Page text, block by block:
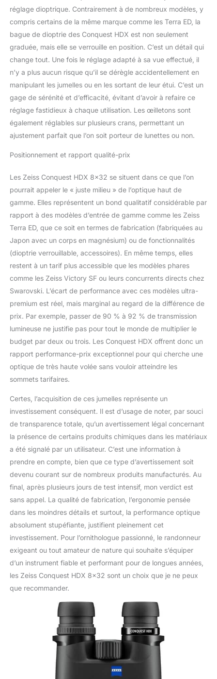
réglage dioptrique. Contrairement à de nombreux modèles, y
compris certains de la même marque comme les Terra ED, la
bague de dioptrie des Conquest HDX est non seulement
graduée, mais elle se verrouille en position. C’est un détail qui
change tout. Une fois le réglage adapté à sa vue effectué, il
n’y a plus aucun risque qu’il se dérègle accidentellement en
manipulant les jumelles ou en les sortant de leur étui. C’est un
gage de sérénité et d’efficacité, évitant d’avoir à refaire ce
réglage fastidieux à chaque utilisation. Les œilletons sont
également réglables sur plusieurs crans, permettant un
ajustement parfait que l’on soit porteur de lunettes ou non.
Positionnement et rapport qualité-prix
Les Zeiss Conquest HDX 8×32 se situent dans ce que l’on
pourrait appeler le « juste milieu » de l’optique haut de
gamme. Elles représentent un bond qualitatif considérable par
rapport à des modèles d’entrée de gamme comme les Zeiss
Terra ED, que ce soit en termes de fabrication (fabriquées au
Japon avec un corps en magnésium) ou de fonctionnalités
(dioptrie verrouillable, accessoires). En même temps, elles
restent à un tarif plus accessible que les modèles phares
comme les Zeiss Victory SF ou leurs concurrents directs chez
Swarovski. L’écart de performance avec ces modèles ultra-
premium est réel, mais marginal au regard de la différence de
prix. Par exemple, passer de 90 % à 92 % de transmission
lumineuse ne justifie pas pour tout le monde de multiplier le
budget par deux ou trois. Les Conquest HDX offrent donc un
rapport performance-prix exceptionnel pour qui cherche une
optique de très haute volée sans vouloir atteindre les
sommets tarifaires.
Certes, l’acquisition de ces jumelles représente un
investissement conséquent. Il est d’usage de noter, par souci
de transparence totale, qu’un avertissement légal concernant
la présence de certains produits chimiques dans les matériaux
a été signalé par un utilisateur. C’est une information à
prendre en compte, bien que ce type d’avertissement soit
devenu courant sur de nombreux produits manufacturés. Au
final, après plusieurs jours de test intensif, mon verdict est
sans appel. La qualité de fabrication, l’ergonomie pensée
dans les moindres détails et surtout, la performance optique
absolument stupéfiante, justifient pleinement cet
investissement. Pour l’ornithologue passionné, le randonneur
exigeant ou tout amateur de nature qui souhaite s’équiper
d’un instrument fiable et performant pour de longues années,
les Zeiss Conquest HDX 8×32 sont un choix que je ne peux
que recommander.